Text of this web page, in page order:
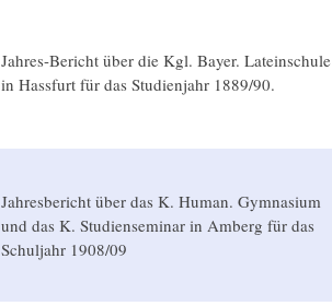
Jahres-Bericht über die Kgl. Bayer. Lateinschule
in Hassfurt für das Studienjahr 1889/90.
Jahresbericht über das K. Human. Gymnasium
und das K. Studienseminar in Amberg für das
Schuljahr 1908/09